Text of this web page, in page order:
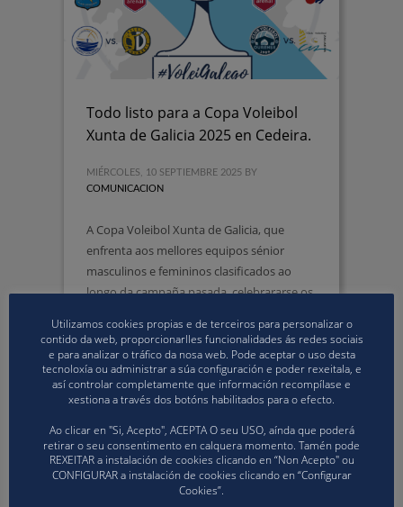
Todo listo para a Copa Voleibol
Xunta de Galicia 2025 en Cedeira.
MIÉRCOLES, 10 SEPTIEMBRE 2025 BY
COMUNICACION
A Copa Voleibol Xunta de Galicia, que
enfrenta aos mellores equipos sénior
masculinos e femininos clasificados ao
longo da campaña pasada, celebrararse os
de Cedeira.
PUBLISHED IN COMPETICIÓNS VOLEIBOL
EVENTOS FGVB
Utilizamos cookies propias e de terceiros para personalizar o
contido da web, proporcionarlles funcionalidades ás redes sociais
e para analizar o tráfico da nosa web. Pode aceptar o uso desta
tecnoloxía ou administrar a súa configuración e poder rexeitala, e
así controlar completamente que información recompílase e
xestiona a través dos botóns habilitados para o efecto.
Ao clicar en "Si, Acepto", ACEPTA O seu USO, aínda que poderá
retirar o seu consentimento en calquera momento. Tamén pode
REXEITAR a instalación de cookies clicando en “Non Acepto" ou
CONFIGURAR a instalación de cookies clicando en “Configurar
Cookies”.